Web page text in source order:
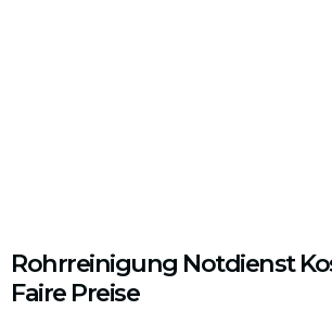
Rohrreinigung Notdienst
Faire Preise